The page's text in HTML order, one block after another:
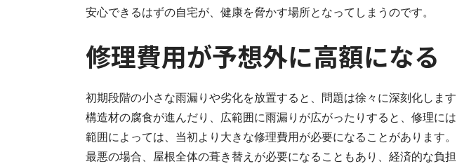
安心できるはずの自宅が、健康を脅かす場所となってしまうのです。
修理費用が予想外に高額になる
初期段階の小さな雨漏りや劣化を放置すると、問題は徐々に深刻化します
構造材の腐食が進んだり、広範囲に雨漏りが広がったりすると、修理に
範囲によっては、当初より大きな修理費用が必要になることがあります。
最悪の場合、屋根全体の葺き替えが必要になることもあり、経済的な負担